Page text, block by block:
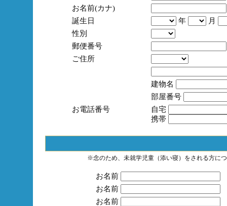
お名前(カナ)
誕生日
年
月
性別
郵便番号
ご住所
建物名
部屋番号
お電話番号
自宅
携帯
※念のため、未就学児童（添い寝）をされる方に
お名前
お名前
お名前